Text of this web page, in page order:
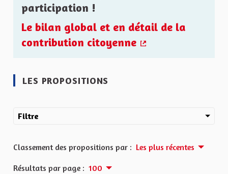
participation !
Le bilan global et en détail de la
contribution citoyenne
LES PROPOSITIONS
Filtre
Classement des propositions par : Les plus récentes
Résultats par page : 100